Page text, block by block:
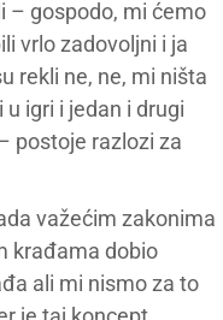
– gospodo, mi ćemo
vrlo zadovoljni i ja
rekli ne, ne, mi ništa
igri i jedan i drugi
postoje razlozi za
važećim zakonima
krađama dobio
ali mi nismo za to